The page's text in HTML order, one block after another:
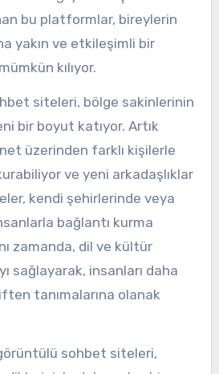
bu platformlar, bireylerin
yakın ve etkileşimli bir
kılıyor.
siteleri, bölge sakinlerinin
bir boyut katıyor. Artık
üzerinden farklı kişilerle
ve yeni arkadaşlıklar
kendi şehirlerinde veya
bağlantı kurma
zamanda, dil ve kültür
sağlayarak, insanları daha
tanımalarına olanak
sohbet siteleri,